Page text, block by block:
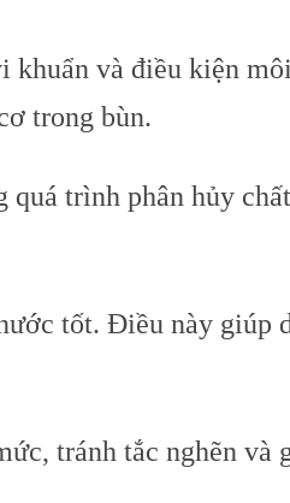
khuẩn và điều kiện
trong bùn.
trình phân hủy
tốt. Điều này giúp
tránh tắc nghẽn và